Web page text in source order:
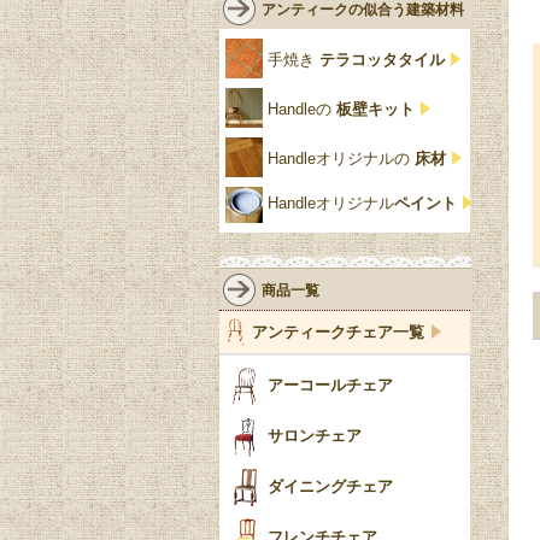
花台
仏壇おしゃれ
靴箱収納
スリッパ収納
壁掛け家具
パーテーション・間
仕切り
ガーデンファニチャ
ミッドセンチュリー
アールデコ
黒・ブラック
アカンサス
パイクラスト
脚のモチーフ一覧
ターニングレッグ
バルボスレッグ
ボビンターニング
ツイスト
サテンウッド材
コントワールドファミー
ユ
ジェニファーテイラー
チェスターフィールド
リリパットレーン
アングルポイズ
ウォーカー＆ホール
アンティークの似合う建築材料
手焼き テラコッタタイル
Handleの 板壁キット
Handleオリジナルの 床材
Handleオリジナルペイント
商品一覧
アンティークチェア一覧
アーコールチェア
サロンチェア
ダイニングチェア